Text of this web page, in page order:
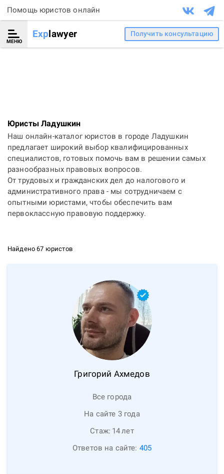
Помощь юристов онлайн
МЕНЮ
Explawyer Получить консультацию
Юристы Ладушкин
Наш онлайн-каталог юристов в городе Ладушкин
предлагает широкий выбор квалифицированных
специалистов, готовых помочь вам в решении самых
разнообразных правовых вопросов.
От трудовых и гражданских дел до налогового и
административного права - мы сотрудничаем с
опытными юристами, чтобы обеспечить вам
первоклассную правовую поддержку.
Найдено 67 юристов
Григорий Ахмедов
Все города
На сайте 3 года
Стаж: 14лет
Ответов на сайте: 405